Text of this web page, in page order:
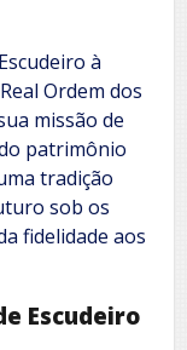
à
Ordem dos
missão de
patrimônio
tradição
sob os
fidelidade aos
Escudeiro